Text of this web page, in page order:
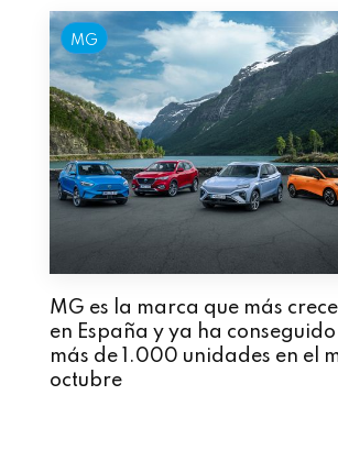
MG
MG es la marca que más
en España y ya ha
más de 1.000 unidades en el
octubre